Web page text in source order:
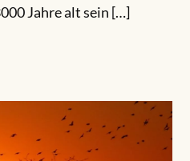
Jahre alt sein […]